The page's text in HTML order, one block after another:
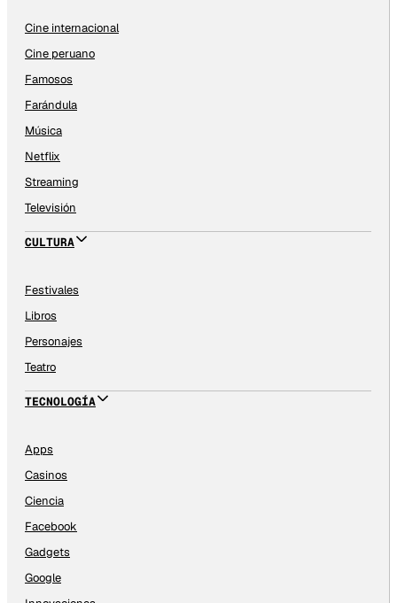
Cine internacional
Cine peruano
Famosos
Farándula
Música
Netflix
Streaming
Televisión
CULTURA
Festivales
Libros
Personajes
Teatro
TECNOLOGÍA
Apps
Casinos
Ciencia
Facebook
Gadgets
Google